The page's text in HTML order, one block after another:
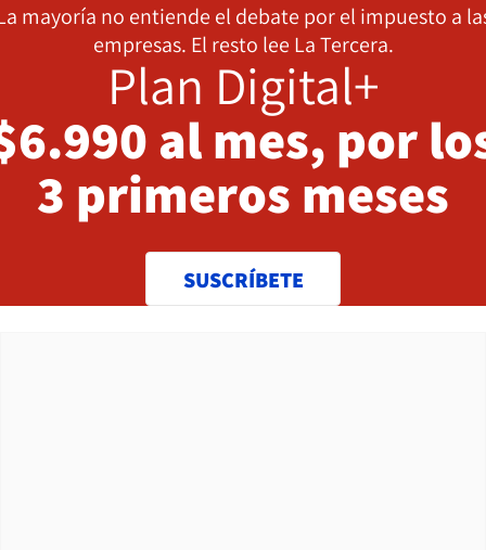
mayoría no entiende el debate por el impuesto a
empresas. El resto lee La Tercera.
Plan Digital+
al mes, por
3 primeros meses
SUSCRÍBETE